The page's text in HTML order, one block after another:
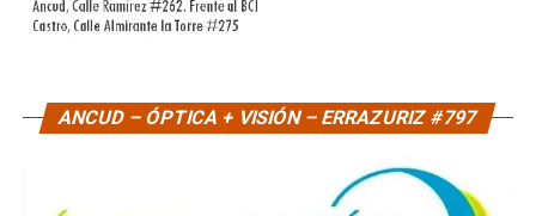
ANCUD – ÓPTICA + VISIÓN – ERRAZURIZ #797